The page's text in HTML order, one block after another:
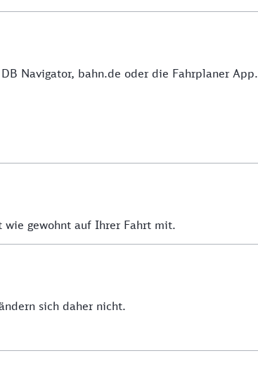
Navigator, bahn.de oder die Fahrplaner App.
gewohnt auf Ihrer Fahrt mit.
sich daher nicht.